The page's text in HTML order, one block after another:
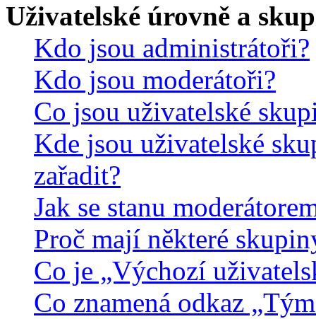
Uživatelské úrovně a
Kdo jsou administrátoři?
Kdo jsou moderátoři?
Co jsou uživatelské
Kde jsou uživatelské
zařadit?
Jak se stanu
Proč mají některé
Co je „Výchozí
Co znamená odkaz